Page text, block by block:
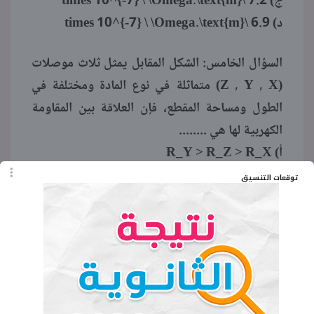
توقعات التنسيق
د) 6.9 \times 10^{-7} \ \Omega.\text{m}
السؤال الخامس: الشكل المقابل يمثل ثلاث موصلات
(Z , Y , X) متماثلة في نوع المادة ومختلفة في
الطول ومساحة المقطع، فإن العلاقة بين المقاومة
الكهربية لها هي ........
أ) R_Y > R_Z > R_X
ب) R_Y < R_X < R_Z
السؤال السادس: سلك موصل منتظم المقطع مقاومته
(R) قطع إلى جزأين غير متساويين، إذا وصل الجزآن
معا على التوازي فإن المقاومة الجديدة للسلك ........